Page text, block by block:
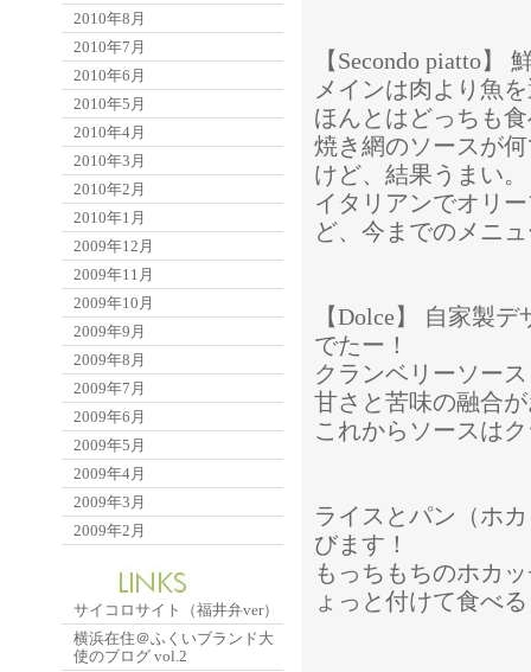
【Secondo piatto
メインは肉より魚
ほんとはどっちも
焼き網のソースが
けど、結果うまい。
イタリアンでオリ
ど、今までのメニ
【Dolce】 自家製デ
でたー！
クランベリーソー
甘さと苦味の融合
これからソースは
ライスとパン（ホ
びます！
もっちもちのホカ
ょっと付けて食べ
2010年8月
2010年7月
2010年6月
2010年5月
2010年4月
2010年3月
2010年2月
2010年1月
2009年12月
2009年11月
2009年10月
2009年9月
2009年8月
2009年7月
2009年6月
2009年5月
2009年4月
2009年3月
2009年2月
サイコロサイト（福井弁ver）
横浜在住＠ふくいブランド大
使のブログ vol.2